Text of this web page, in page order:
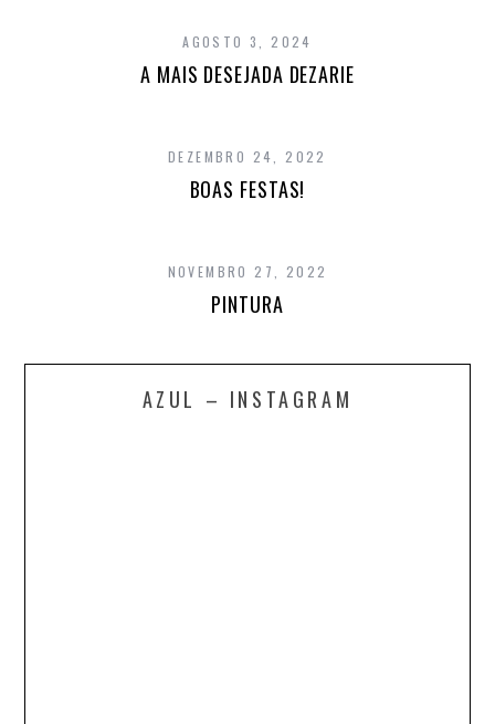
AGOSTO 3, 2024
A MAIS DESEJADA DEZARIE
DEZEMBRO 24, 2022
BOAS FESTAS!
NOVEMBRO 27, 2022
PINTURA
AZUL – INSTAGRAM